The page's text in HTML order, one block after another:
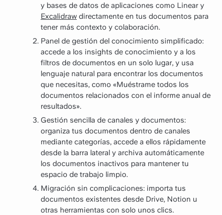
y bases de datos de aplicaciones como Linear y
Excalidraw directamente en tus documentos para
tener más contexto y colaboración.
Panel de gestión del conocimiento simplificado:
accede a los insights de conocimiento y a los
filtros de documentos en un solo lugar, y usa
lenguaje natural para encontrar los documentos
que necesitas, como «Muéstrame todos los
documentos relacionados con el informe anual de
resultados».
Gestión sencilla de canales y documentos:
organiza tus documentos dentro de canales
mediante categorías, accede a ellos rápidamente
desde la barra lateral y archiva automáticamente
los documentos inactivos para mantener tu
espacio de trabajo limpio.
Migración sin complicaciones: importa tus
documentos existentes desde Drive, Notion u
otras herramientas con solo unos clics.